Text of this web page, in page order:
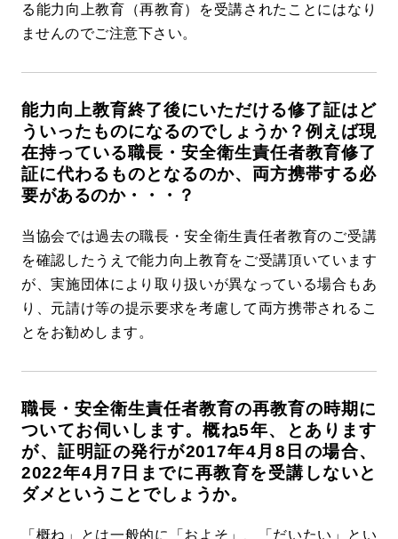
る能力向上教育（再教育）を受講されたことにはなり
ませんのでご注意下さい。
能力向上教育終了後にいただける修了証はど
ういったものになるのでしょうか？例えば現
在持っている職長・安全衛生責任者教育修了
証に代わるものとなるのか、両方携帯する必
要があるのか・・・？
当協会では過去の職長・安全衛生責任者教育のご受講
を確認したうえで能力向上教育をご受講頂いています
が、実施団体により取り扱いが異なっている場合もあ
り、元請け等の提示要求を考慮して両方携帯されるこ
とをお勧めします。
職長・安全衛生責任者教育の再教育の時期に
ついてお伺いします。概ね5年、とあります
が、証明証の発行が2017年4月8日の場合、
2022年4月7日までに再教育を受講しないと
ダメということでしょうか。
「概ね」とは一般的に「およそ」、「だいたい」とい